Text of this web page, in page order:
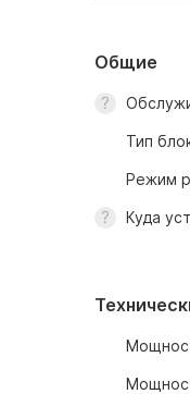
Общие
Тип
Режим
Куда